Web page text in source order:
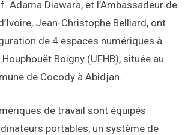
Adama Diawara, et l’Ambassadeur de
Jean-Christophe Belliard, ont
de 4 espaces numériques à
Houphouët Boigny (UFHB), située au
de Cocody à Abidjan.
de travail sont équipés
portables, un système de